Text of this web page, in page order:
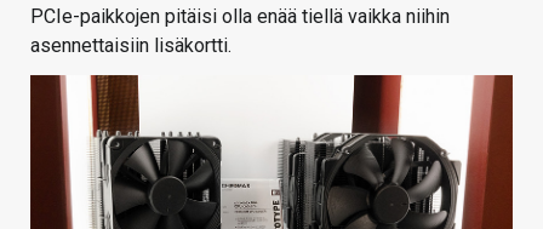
PCIe-paikkojen pitäisi olla enää tiellä vaikka niihin
asennettaisiin lisäkortti.